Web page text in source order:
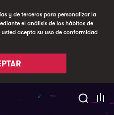
y de terceros para personalizar la
el análisis de los hábitos de
acepta su uso de conformidad